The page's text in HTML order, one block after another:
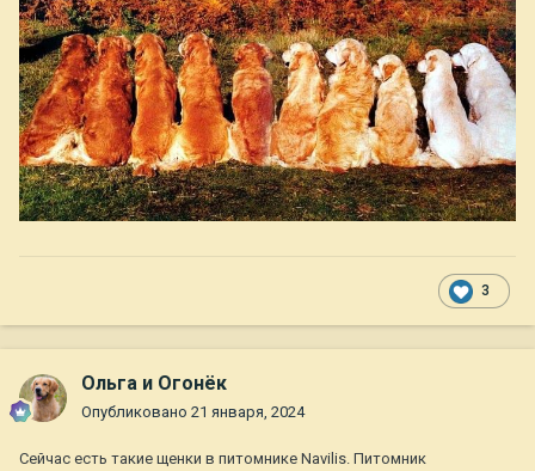
3
Ольга и Огонёк
Опубликовано 21 января, 2024
Сейчас есть такие щенки в питомнике Navilis. Питомник